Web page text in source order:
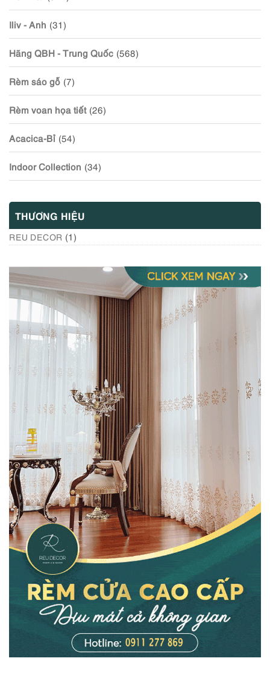
Iliv - Anh (31)
Hãng QBH - Trung Quốc (568)
Rèm sáo gỗ (7)
Rèm voan họa tiết (26)
Acacica-Bỉ (54)
Indoor Collection (34)
THƯƠNG HIỆU
REU DECOR (1)